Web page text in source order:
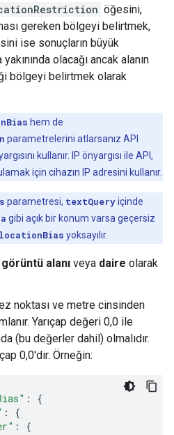
öğesini,
gereken bölgeyi belirtmek,
ise sonuçların büyük
olacağı ancak alanın
bölgeyi belirtmek olarak
hem de
parametrelerini atlarsanız API
kullanır. IP önyargısı ile API,
için cihazın IP adresini kullanır.
parametresi, textQueryiçinde
gibi açık bir konum varsa geçersiz
locationBias yoksayılır.
alanı veya daire olarak
noktası ve metre cinsinden
Yarıçap değeri 0,0 ile
(bu değerler dahil) olmalıdır.
0,0'dır. Örneğin:
:
{
:
{
:
{